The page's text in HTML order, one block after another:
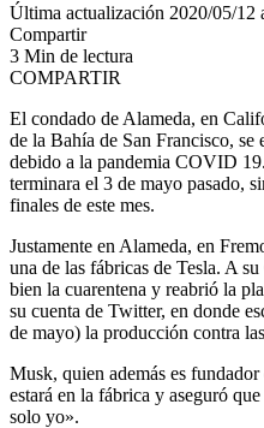
Última actualización 2020/05/12
Compartir
3 Min de lectura
COMPARTIR
El condado de Alameda, en
de la Bahía de San Francisco, se
debido a la pandemia COVID
terminara el 3 de mayo pasado,
finales de este mes.
Justamente en Alameda, en
una de las fábricas de Tesla. A
bien la cuarentena y reabrió la
su cuenta de Twitter, en donde
de mayo) la producción contra
Musk, quien además es
estará en la fábrica y aseguró
solo yo».